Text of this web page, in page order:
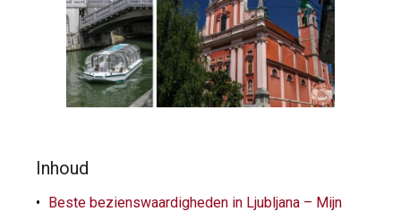
Inhoud
Beste bezienswaardigheden in Ljubljana – Mijn